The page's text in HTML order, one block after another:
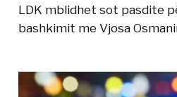
LDK mblidhet sot pasdite
bashkimit me Vjosa